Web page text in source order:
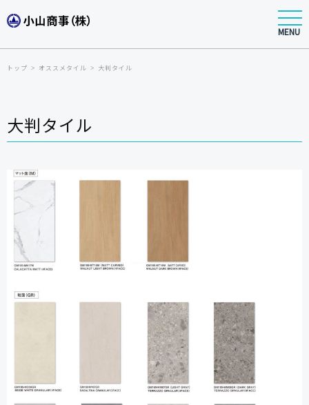
MENU
トップ オススメタイル 大判タイル
大判タイル